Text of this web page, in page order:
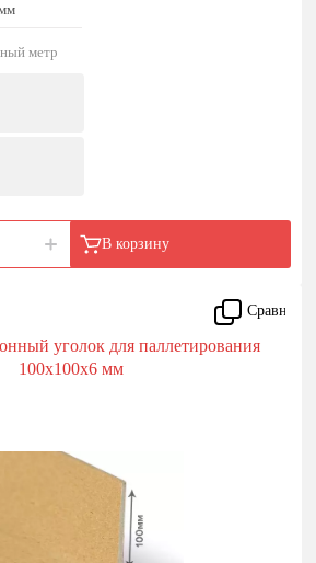
метр
В корзину
Сравнить
уголок для паллетирования
100x100x6 мм